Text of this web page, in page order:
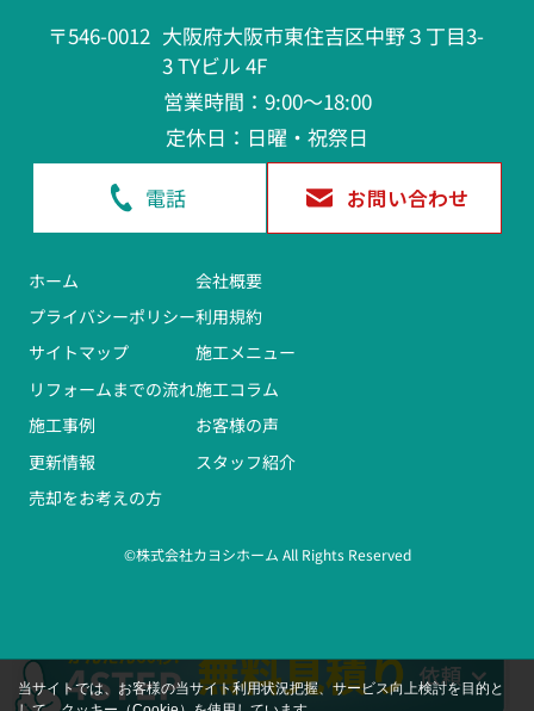
〒546-0012 大阪府大阪市東住吉区中野３丁目3-
3 TYビル 4F
営業時間：9:00～18:00
定休日：日曜・祝祭日
電話 お問い合わせ
ホーム
プライバシーポリシー
サイトマップ
リフォームまでの流れ
施工事例
更新情報
売却をお考えの方
会社概要
利用規約
施工メニュー
施工コラム
お客様の声
スタッフ紹介
©株式会社カヨシホーム All Rights Reserved
当サイトでは、お客様の当サイト利用状況把握、サービス向上検討を目的と